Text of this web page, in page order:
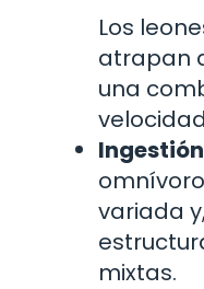
Los
atrapan
una
variada
mixtas.